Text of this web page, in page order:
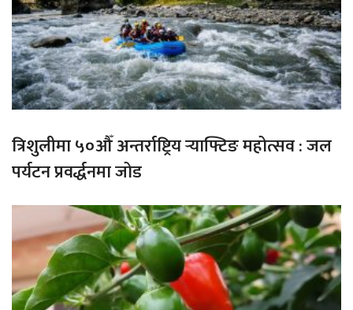
त्रिशुलीमा ५०औँ अन्तर्राष्ट्रिय र्‍याफ्टिङ महोत्सव : जल
पर्यटन प्रवर्द्धनमा जोड